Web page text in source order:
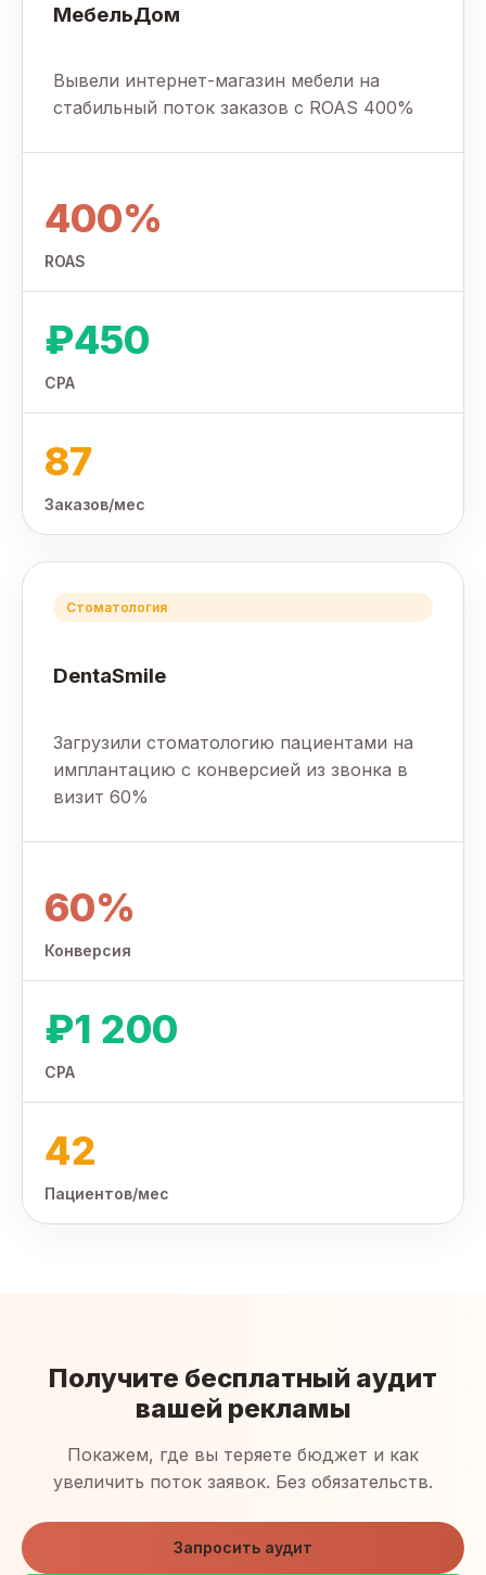
МебельДом
Вывели интернет-магазин мебели на
стабильный поток заказов с ROAS 400%
400%
ROAS
₽450
CPA
87
Заказов/мес
Стоматология
DentaSmile
Загрузили стоматологию пациентами на
имплантацию с конверсией из звонка в
визит 60%
60%
Конверсия
₽1 200
CPA
42
Пациентов/мес
Получите бесплатный аудит
вашей рекламы
Покажем, где вы теряете бюджет и как
увеличить поток заявок. Без обязательств.
Запросить аудит